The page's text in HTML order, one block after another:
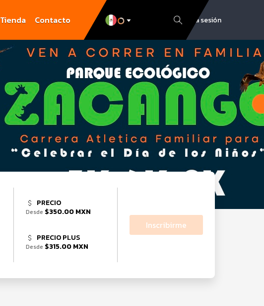
Tienda Contacto Inicia sesión
PRECIO
Desde $350.00 MXN
PRECIO PLUS
Desde $315.00 MXN
Inscribirme